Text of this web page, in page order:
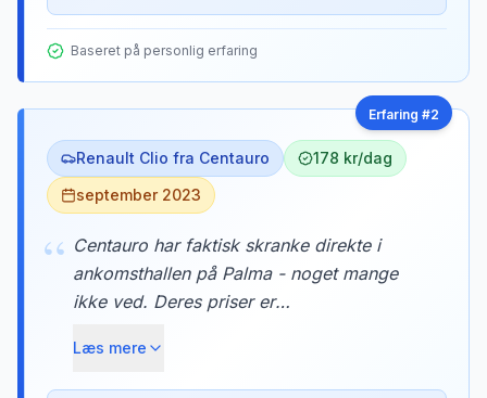
Baseret på personlig erfaring
Erfaring #2
Renault Clio fra Centauro
178 kr/dag
september 2023
“ Centauro har faktisk skranke direkte i
ankomsthallen på Palma - noget mange
ikke ved. Deres priser er
selskaberne, men du undgår shuttle-
helvetet. Parkeringshuset med deres biler
Læs mere